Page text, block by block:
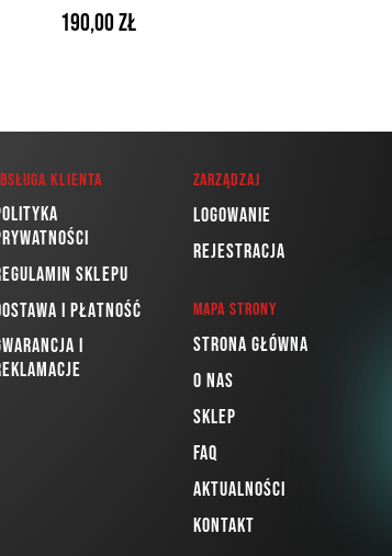
190,00 zł
klienta
sklepu
i płatność
i
Zarządzaj
Logowanie
Rejestracja
Mapa strony
Strona główna
O nas
Sklep
FAQ
Aktualności
Kontakt